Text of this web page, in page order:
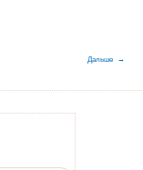
Дальше